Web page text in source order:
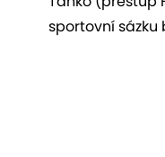
sportovní sázku